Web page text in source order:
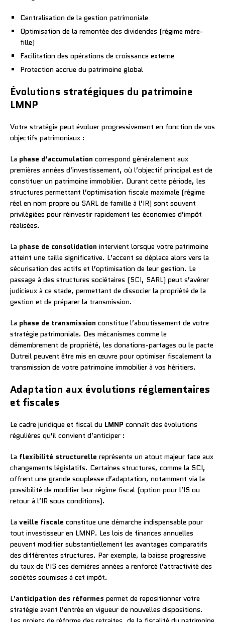
Centralisation de la gestion patrimoniale
Optimisation de la remontée des dividendes (régime mère-
fille)
Facilitation des opérations de croissance externe
Protection accrue du patrimoine global
Évolutions stratégiques du patrimoine
LMNP
Votre stratégie peut évoluer progressivement en fonction de vos
objectifs patrimoniaux :
La phase d’accumulation correspond généralement aux
premières années d’investissement, où l’objectif principal est de
constituer un patrimoine immobilier. Durant cette période, les
structures permettant l’optimisation fiscale maximale (régime
réel en nom propre ou SARL de famille à l’IR) sont souvent
privilégiées pour réinvestir rapidement les économies d’impôt
réalisées.
La phase de consolidation intervient lorsque votre patrimoine
atteint une taille significative. L’accent se déplace alors vers la
sécurisation des actifs et l’optimisation de leur gestion. Le
passage à des structures sociétaires (SCI, SARL) peut s’avérer
judicieux à ce stade, permettant de dissocier la propriété de la
gestion et de préparer la transmission.
La phase de transmission constitue l’aboutissement de votre
stratégie patrimoniale. Des mécanismes comme le
démembrement de propriété, les donations-partages ou le pacte
Dutreil peuvent être mis en œuvre pour optimiser fiscalement la
transmission de votre patrimoine immobilier à vos héritiers.
Adaptation aux évolutions réglementaires
et fiscales
Le cadre juridique et fiscal du LMNP connaît des évolutions
régulières qu’il convient d’anticiper :
La flexibilité structurelle représente un atout majeur face aux
changements législatifs. Certaines structures, comme la SCI,
offrent une grande souplesse d’adaptation, notamment via la
possibilité de modifier leur régime fiscal (option pour l’IS ou
retour à l’IR sous conditions).
La veille fiscale constitue une démarche indispensable pour
tout investisseur en LMNP. Les lois de finances annuelles
peuvent modifier substantiellement les avantages comparatifs
des différentes structures. Par exemple, la baisse progressive
du taux de l’IS ces dernières années a renforcé l’attractivité des
sociétés soumises à cet impôt.
L’anticipation des réformes permet de repositionner votre
stratégie avant l’entrée en vigueur de nouvelles dispositions.